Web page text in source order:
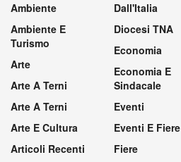
Ambiente
Ambiente E
Turismo
Arte
Arte A Terni
Arte A Terni
Arte E Cultura
Articoli Recenti
Dall'Italia
Diocesi TNA
Economia
Economia E
Sindacale
Eventi
Eventi E Fiere
Fiere